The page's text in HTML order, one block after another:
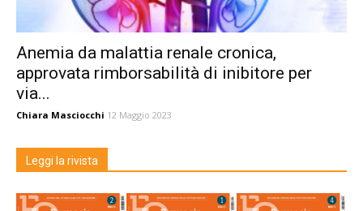
Anemia da malattia renale cronica,
approvata rimborsabilità di inibitore per
via...
Chiara Masciocchi 12 Maggio 2023
Leggi la rivista